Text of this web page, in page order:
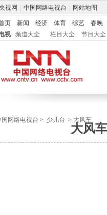
视网 中国网络电视台 网站地图
页 新闻 经济 体育 综艺 春晚
视
频道大全 栏目大全 节目大全
国网络电视台 > 少儿台 > 大风车
大风